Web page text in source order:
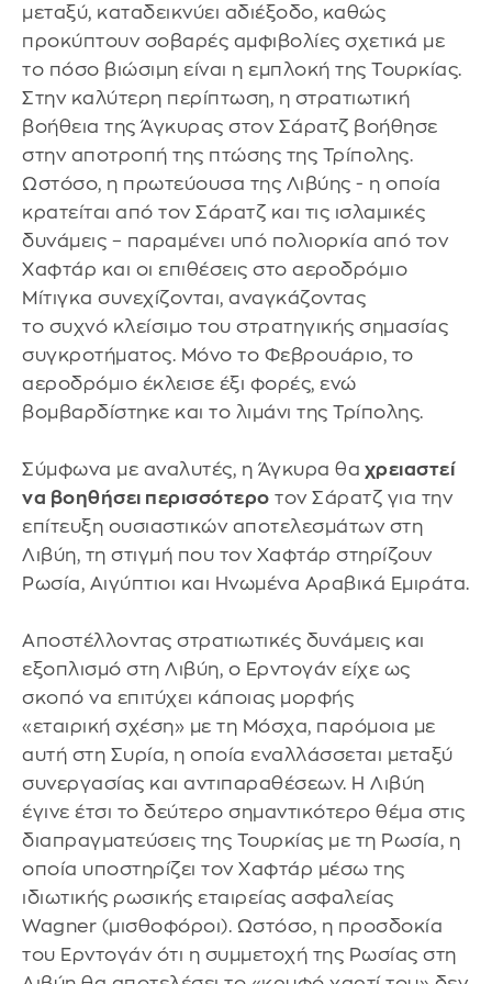
μεταξύ, καταδεικνύει αδιέξοδο, καθώς
προκύπτουν σοβαρές αμφιβολίες σχετικά με
το πόσο βιώσιμη είναι η εμπλοκή της Τουρκίας.
Στην καλύτερη περίπτωση, η στρατιωτική
βοήθεια της Άγκυρας στον Σάρατζ βοήθησε
στην αποτροπή της πτώσης της Τρίπολης.
Ωστόσο, η πρωτεύουσα της Λιβύης - η οποία
κρατείται από τον Σάρατζ και τις ισλαμικές
δυνάμεις – παραμένει υπό πολιορκία από τον
Χαφτάρ και οι επιθέσεις στο αεροδρόμιο
Μίτιγκα συνεχίζονται, αναγκάζοντας
το συχνό κλείσιμο του στρατηγικής σημασίας
συγκροτήματος. Μόνο το Φεβρουάριο, το
αεροδρόμιο έκλεισε έξι φορές, ενώ
βομβαρδίστηκε και το λιμάνι της Τρίπολης.
Σύμφωνα με αναλυτές, η Άγκυρα θα χρειαστεί
να βοηθήσει περισσότερο τον Σάρατζ για την
επίτευξη ουσιαστικών αποτελεσμάτων στη
Λιβύη, τη στιγμή που τον Χαφτάρ στηρίζουν
Ρωσία, Αιγύπτιοι και Ηνωμένα Αραβικά Εμιράτα.
Αποστέλλοντας στρατιωτικές δυνάμεις και
εξοπλισμό στη Λιβύη, ο Ερντογάν είχε ως
σκοπό να επιτύχει κάποιας μορφής
«εταιρική σχέση» με τη Μόσχα, παρόμοια με
αυτή στη Συρία, η οποία εναλλάσσεται μεταξύ
συνεργασίας και αντιπαραθέσεων. Η Λιβύη
έγινε έτσι το δεύτερο σημαντικότερο θέμα στις
διαπραγματεύσεις της Τουρκίας με τη Ρωσία, η
οποία υποστηρίζει τον Χαφτάρ μέσω της
ιδιωτικής ρωσικής εταιρείας ασφαλείας
Wagner (μισθοφόροι). Ωστόσο, η προσδοκία
του Ερντογάν ότι η συμμετοχή της Ρωσίας στη